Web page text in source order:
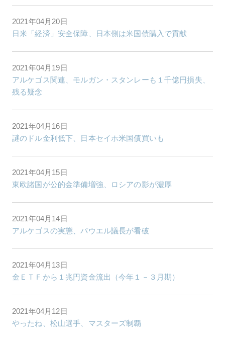
2021年04月20日
日米「経済」安全保障、日本側は米国債購入で貢献
2021年04月19日
アルケゴス関連、モルガン・スタンレーも１千億円損失、
残る疑念
2021年04月16日
謎のドル金利低下、日本セイホ米国債買いも
2021年04月15日
東欧諸国が公的金準備増強、ロシアの影が濃厚
2021年04月14日
アルケゴスの実態、パウエル議長が看破
2021年04月13日
金ＥＴＦから１兆円資金流出（今年１－３月期）
2021年04月12日
やったね、松山選手、マスターズ制覇